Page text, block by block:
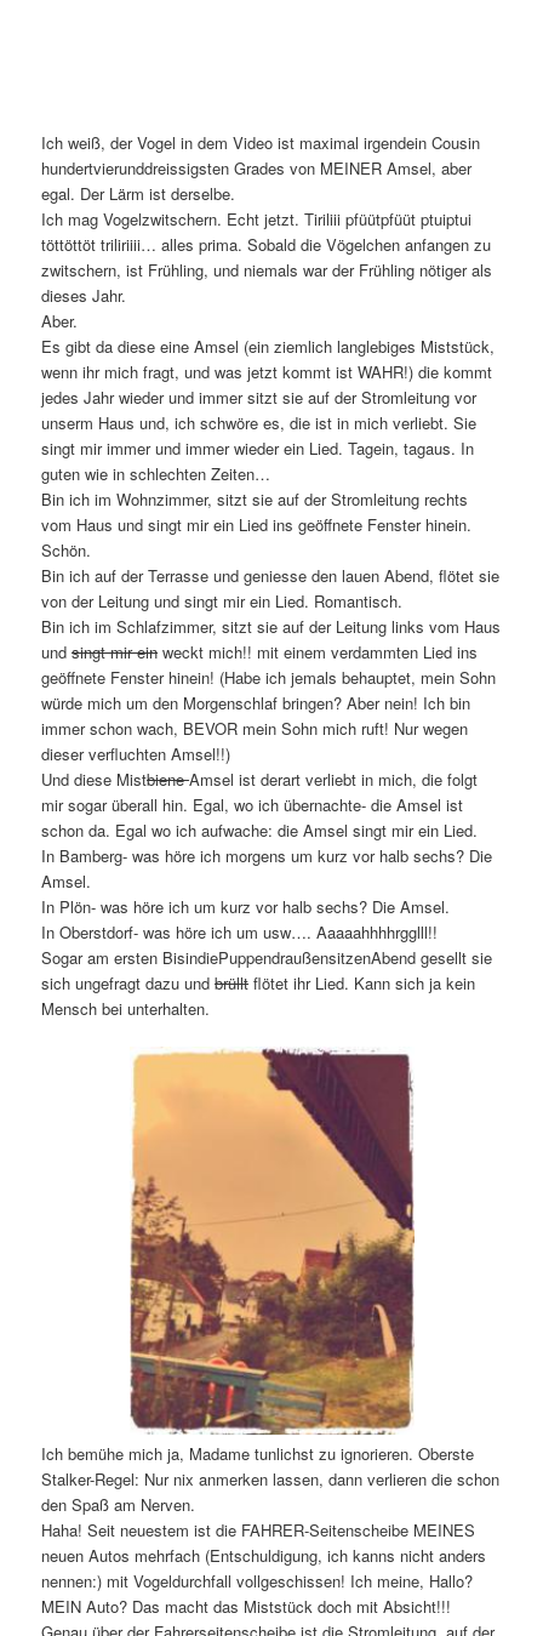
Ich weiß, der Vogel in dem Video ist maximal irgendein Cousin
hundertvierunddreissigsten Grades von MEINER Amsel, aber
egal. Der Lärm ist derselbe.
Ich mag Vogelzwitschern. Echt jetzt. Tiriliii pfüütpfüüt ptuiptui
töttöttöt triliriiii… alles prima. Sobald die Vögelchen anfangen zu
zwitschern, ist Frühling, und niemals war der Frühling nötiger als
dieses Jahr.
Aber.
Es gibt da diese eine Amsel (ein ziemlich langlebiges Miststück,
wenn ihr mich fragt, und was jetzt kommt ist WAHR!) die kommt
jedes Jahr wieder und immer sitzt sie auf der Stromleitung vor
unserm Haus und, ich schwöre es, die ist in mich verliebt. Sie
singt mir immer und immer wieder ein Lied. Tagein, tagaus. In
guten wie in schlechten Zeiten…
Bin ich im Wohnzimmer, sitzt sie auf der Stromleitung rechts
vom Haus und singt mir ein Lied ins geöffnete Fenster hinein.
Schön.
Bin ich auf der Terrasse und geniesse den lauen Abend, flötet sie
von der Leitung und singt mir ein Lied. Romantisch.
Bin ich im Schlafzimmer, sitzt sie auf der Leitung links vom Haus
undsingt mir ein weckt mich!! mit einem verdammten Lied ins
geöffnete Fenster hinein! (Habe ich jemals behauptet, mein Sohn
würde mich um den Morgenschlaf bringen? Aber nein! Ich bin
immer schon wach, BEVOR mein Sohn mich ruft! Nur wegen
dieser verfluchten Amsel!!)
Und diese MistbieneAmsel ist derart verliebt in mich, die folgt
mir sogar überall hin. Egal, wo ich übernachte- die Amsel ist
schon da. Egal wo ich aufwache: die Amsel singt mir ein Lied.
In Bamberg- was höre ich morgens um kurz vor halb sechs? Die
Amsel.
In Plön- was höre ich um kurz vor halb sechs? Die Amsel.
In Oberstdorf- was höre ich um usw…. Aaaaahhhhrgglll!!
Sogar am ersten BisindiePuppendraußensitzenAbend gesellt sie
sich ungefragt dazu undbrüllt flötet ihr Lied. Kann sich ja kein
Mensch bei unterhalten.
Ich bemühe mich ja, Madame tunlichst zu ignorieren. Oberste
Stalker-Regel: Nur nix anmerken lassen, dann verlieren die schon
den Spaß am Nerven.
Haha! Seit neuestem ist die FAHRER-Seitenscheibe MEINES
neuen Autos mehrfach (Entschuldigung, ich kanns nicht anders
nennen:) mit Vogeldurchfall vollgeschissen! Ich meine, Hallo?
MEIN Auto? Das macht das Miststück doch mit Absicht!!!